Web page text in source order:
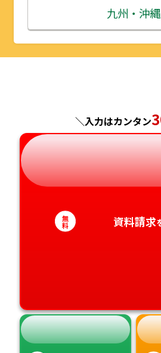
秋田県
山形県
埼玉県
千葉県
石川県
福井県
岐阜県
静岡県
滋賀県
京都府
奈良県
和歌山県
鳥取県
島根県
山口県
徳島県
九州・沖縄
福岡県
熊本県
大分県
＼入力はカンタン
無
料 資料請求